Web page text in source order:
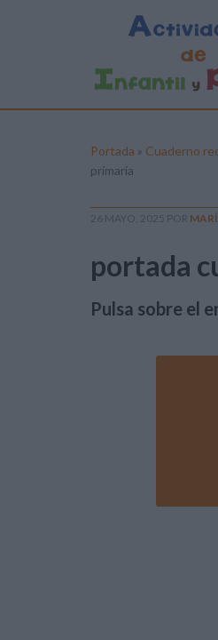
Portada » Cuaderno
primaria
26 MAYO, 2025 POR
portada
Pulsa sobre el